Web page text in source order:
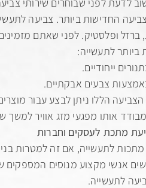
החדישות ביותר. צביעה
ביותר לתעשייה:
ייחודיים.
צבעים אבקתיים.
הללו ניתן לבצע עבור
אותו מפגעי מזג אוויר למשך
מתכת לעסקים וחברות
לתעשייה, אם זה למטרות
אנשי מקצוע מנוסים המספקים
לתעשייה.